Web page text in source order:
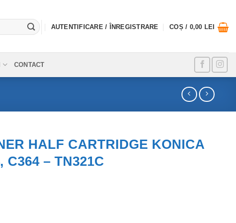
AUTENTIFICARE / ÎNREGISTRARE COȘ / 0,00 LEI
CONTACT
HALF CARTRIDGE KONICA
C364 – TN321C